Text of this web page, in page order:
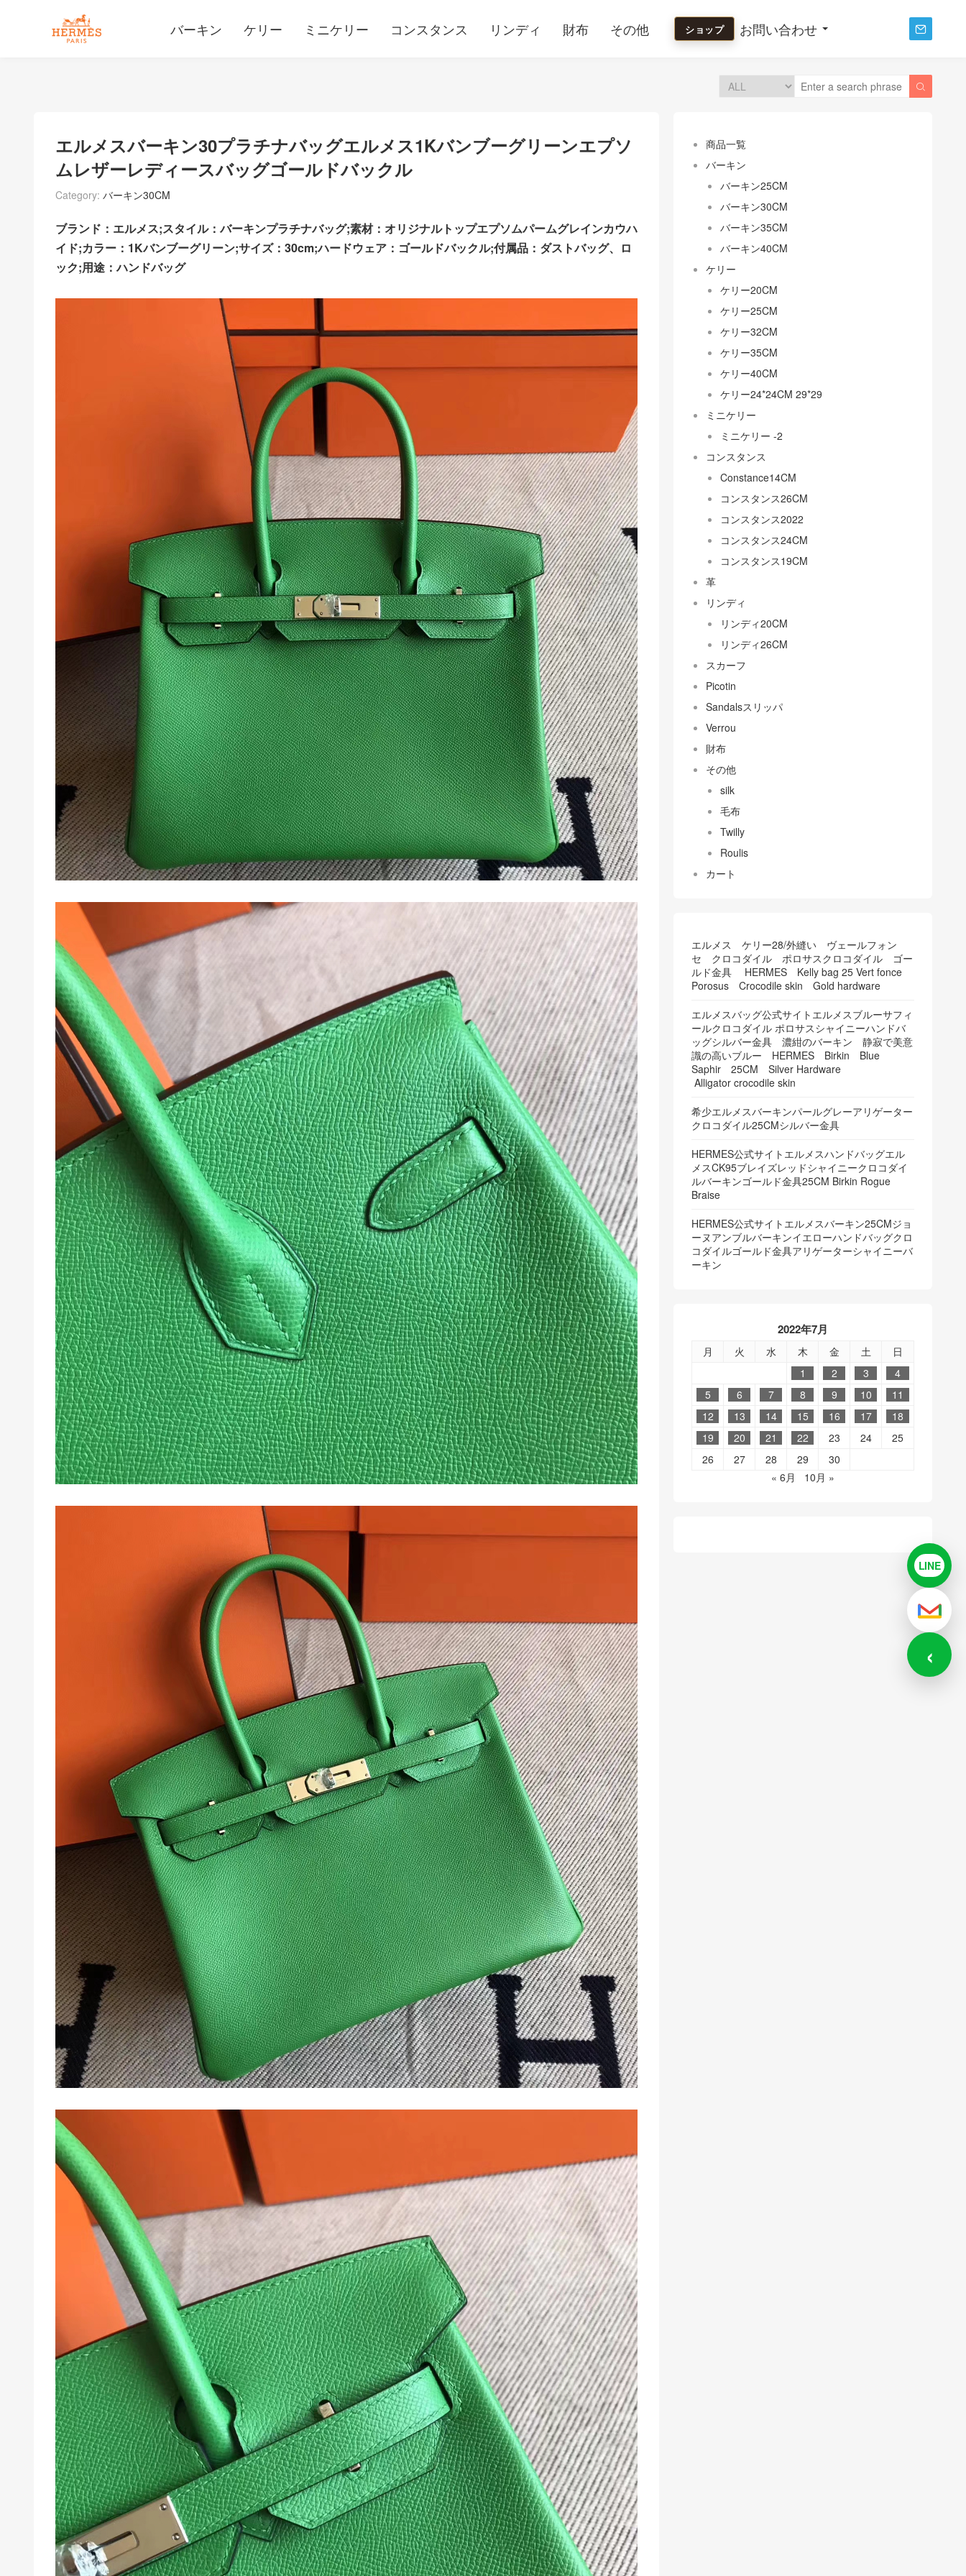
バーキン ケリー ミニケリー コンスタンス リンディ 財布 その他 ショップ お問い合わせ 

エルメスバーキン30プラチナバッグエルメス1Kバンブーグリーンエプソ
ムレザーレディースバッグゴールドバックル
Category: バーキン30CM
ブランド：エルメス;スタイル：バーキンプラチナバッグ;素材：オリジナルトップエプソムパームグレインカウハ
イド;カラー：1Kバンブーグリーン;サイズ：30cm;ハードウェア：ゴールドバックル;付属品：ダストバッグ、ロ
ック;用途：ハンドバッグ
商品一覧
バーキン
バーキン25CM
バーキン30CM
バーキン35CM
バーキン40CM
ケリー
ケリー20CM
ケリー25CM
ケリー32CM
ケリー35CM
ケリー40CM
ケリー24*24CM 29*29
ミニケリー
ミニケリー -2
コンスタンス
Constance14CM
コンスタンス26CM
コンスタンス2022
コンスタンス24CM
コンスタンス19CM
革
リンディ
リンディ20CM
リンディ26CM
スカーフ
Picotin
Sandalsスリッパ
Verrou
財布
その他
silk
毛布
Twilly
Roulis
カート
エルメス ケリー28/外縫い ヴェールフォン
セ クロコダイル ポロサスクロコダイル ゴー
ルド金具 HERMES Kelly bag 25 Vert fonce
Porosus Crocodile skin Gold hardware
エルメスバッグ公式サイトエルメスブルーサフィ
ールクロコダイル ポロサスシャイニーハンドバ
ッグシルバー金具 濃紺のバーキン 静寂で美意
識の高いブルー HERMES Birkin Blue
Saphir 25CM Silver Hardware
Alligator crocodile skin
希少エルメスバーキンパールグレーアリゲーター
クロコダイル25CMシルバー金具
HERMES公式サイトエルメスハンドバッグエル
メスCK95ブレイズレッドシャイニークロコダイ
ルバーキンゴールド金具25CM Birkin Rogue
Braise
HERMES公式サイトエルメスバーキン25CMジョ
ーヌアンブルバーキンイエローハンドバッグクロ
コダイルゴールド金具アリゲーターシャイニーバ
ーキン
2022年7月
月 火 水 木 金 土
日
1
2 3
4
5
6 7 8 9 10
11
12
13 14 15 16 17
18
19
20 21 22 23 24
25
26
27 28 29
30
« 6月
10月 »
LINELINEで
メール
‹